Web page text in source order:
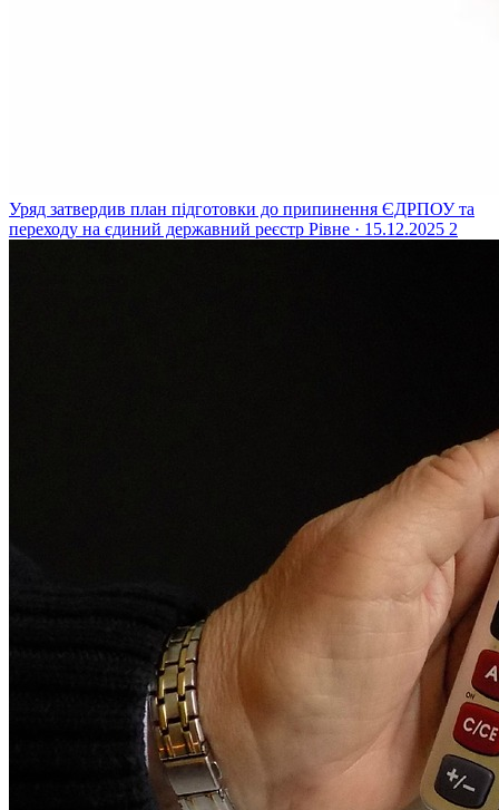
Уряд затвердив план підготовки до припинення ЄДРПОУ та
переходу на єдиний державний реєстр Рівне · 15.12.2025 2